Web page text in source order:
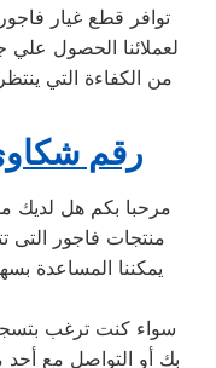
توافر قطع غيار
لعملائنا الحصول
من الكفاءة التي
رقم
مرحبا بكم هل لديك
منتجات فاجور التى
يمكننا المساعدة
سواء كنت ترغب
بك أو التواصل مع